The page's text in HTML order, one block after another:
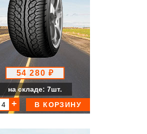
54 280 ₽
на складе: 7шт.
В КОРЗИНУ